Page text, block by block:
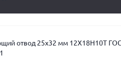
отвод 25x32 мм 12Х18Н10Т